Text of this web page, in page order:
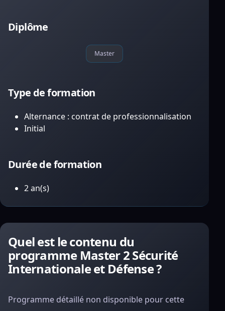
Diplôme
Master
Type de formation
Alternance : contrat de professionnalisation
Initial
Durée de formation
2 an(s)
Quel est le contenu du
programme Master 2 Sécurité
Internationale et Défense ?
Programme détaillé non disponible pour cette